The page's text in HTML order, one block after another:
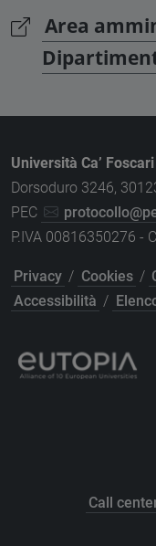
Area
Università Ca’ Foscari
Dorsoduro 3246,
PEC
P.IVA 00816350276 -
Privacy / Cookies /
Accessibilità /
Call